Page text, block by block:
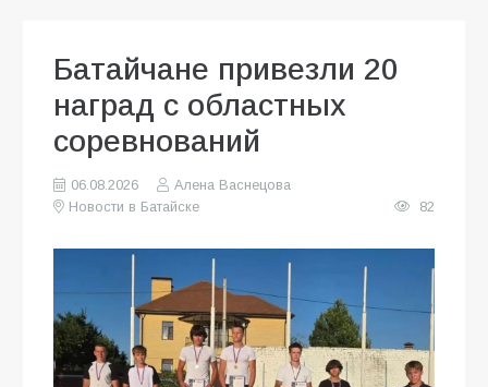
Батайчане привезли 20
наград с областных
соревнований
06.08.2026
Алена Васнецова
Новости в Батайске
82